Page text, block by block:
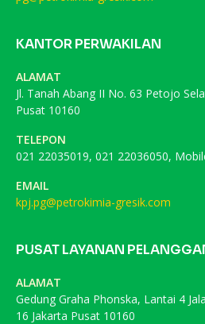
KANTOR PERWAKILAN
ALAMAT
Jl. Tanah Abang II No. 63 Petojo
Pusat 10160
TELEPON
021 22035019, 021 22036050,
EMAIL
kpj.pg@petrokimia-gresik.com
PUSAT LAYANAN
ALAMAT
Gedung Graha Phonska, Lantai 4
16 Jakarta Pusat 10160